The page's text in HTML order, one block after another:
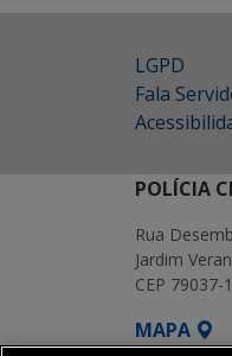
LGPD
Fala
POLÍCIA
Rua
Jardim
CEP 79037-
MAPA